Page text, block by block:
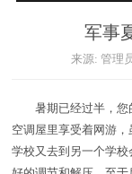
军事
来源: 管理
暑期已经过半，您
空调屋里享受着网游
学校又去到另一个学